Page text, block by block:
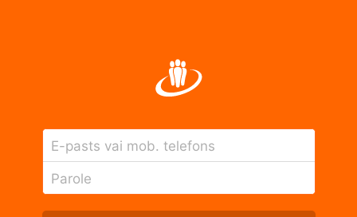
E-pasts vai mob. telefons
Parole